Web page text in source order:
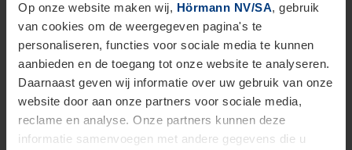
Op onze website maken wij, Hörmann NV/SA, gebruik
van cookies om de weergegeven pagina's te
personaliseren, functies voor sociale media te kunnen
aanbieden en de toegang tot onze website te analyseren.
Daarnaast geven wij informatie over uw gebruik van onze
website door aan onze partners voor sociale media,
reclame en analyse. Onze partners kunnen deze
informatie samenvoegen met andere gegevens die u